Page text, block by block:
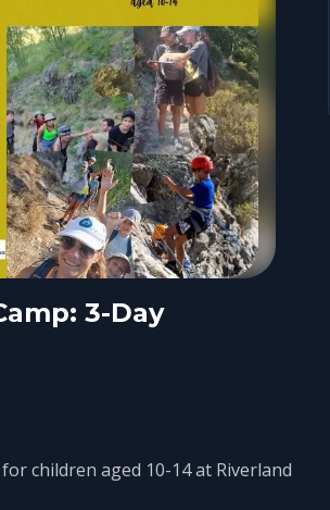
3-Day
children aged 10-14 at Riverland